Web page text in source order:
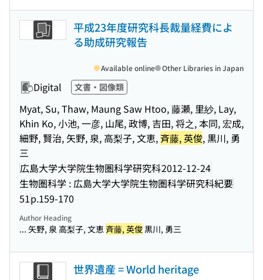
平成23年度研究科長裁量経費によ
る助成研究報告
Digital 文書・図像類
Myat, Su, Thaw, Maung Saw Htoo, 藤瀬, 里紗, Lay,
Khin Ko, 小池, 一彦, 山尾, 政博, 吉田, 将之, 本同, 宏成,
細野, 賢治, 矢野, 泉, 高梨子, 文恵, 斉藤, 英俊, 黒川, 勇
三
広島大学大学院生物圏科学研究科2012-12-24
生物圏科学 : 広島大学大学院生物圏科学研究科紀要
51p.159-170
Available online Other Libraries in Japan
Author Heading
... 矢野, 泉 高梨子, 文恵斉藤, 英俊黒川, 勇三
世界遺産 = World heritage